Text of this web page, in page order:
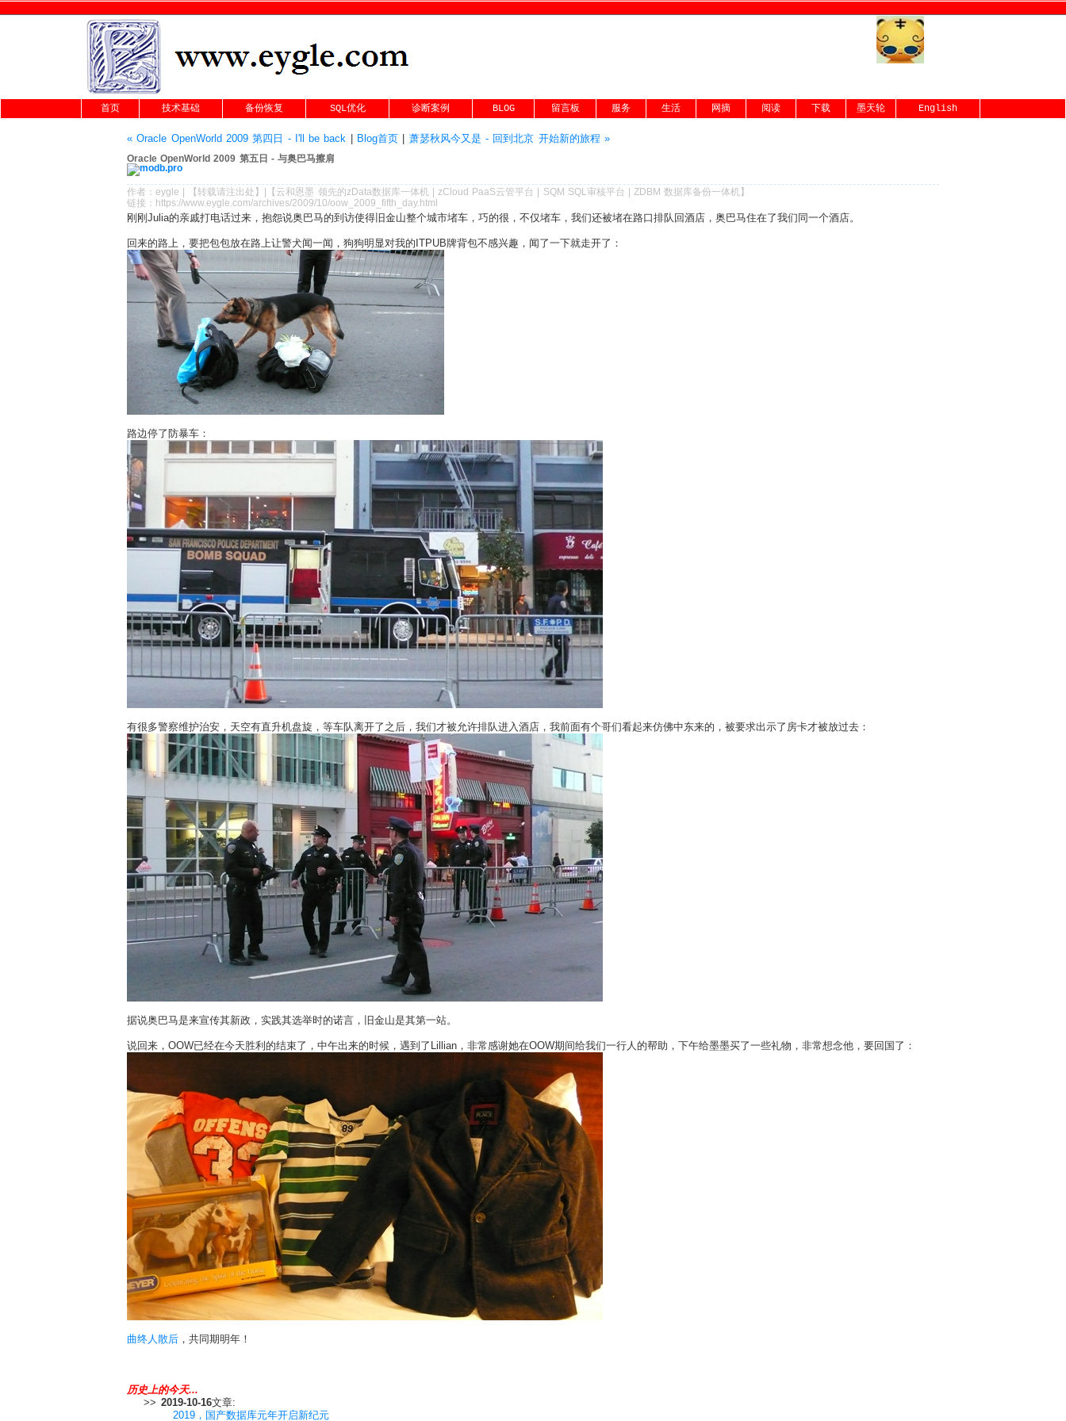
首页 技术基础 备份恢复 SQL优化 诊断案例 BLOG 留言板 服务 生活 网摘 阅读 下载 墨天轮 English
« Oracle OpenWorld 2009 第四日 - I'll be back Blog首页 萧瑟秋风今又是 - 回到北京 开始新的旅程 »
Oracle OpenWorld 2009 第五日 - 与奥巴马擦肩
作者： eygle 【转载请注出处 】|【 云和恩墨 领先的zData数据库一体机|zCloud PaaS云管平台 SQM SQL审核平台 |ZDBM 数据库备份一体机】
链接： https://www.eygle.com/archives/2009/10/oow_2009_fifth_day.html
刚刚Julia的亲戚打电话过来，抱怨说奥巴马的到访使得旧金山整个城市堵车，巧的很，不仅堵车，我们还被堵在路口排队回酒店，奥巴马住在了我们同一个酒店。
回来的路上，要把包包放在路上让警犬闻一闻，狗狗明显对我的ITPUB牌背包不感兴趣，闻了一下就走开了：
路边停了防暴车：
有很多警察维护治安，天空有直升机盘旋，等车队离开了之后，我们才被允许排队进入酒店，我前面有个哥们看起来仿佛中东来的，被要求出示了房卡才被放过去：
据说奥巴马是来宣传其新政，实践其选举时的诺言，旧金山是其第一站。
说回来，OOW已经在今天胜利的结束了，中午出来的时候，遇到了Lillian，非常感谢她在OOW期间给我们一行人的帮助，下午给墨墨买了一些礼物，非常想念他，要回国了：
曲终人散后 ，共同期明年！
历史上的今天...
>> 2019-10-16文章:
2019，国产数据库元年开启新纪元